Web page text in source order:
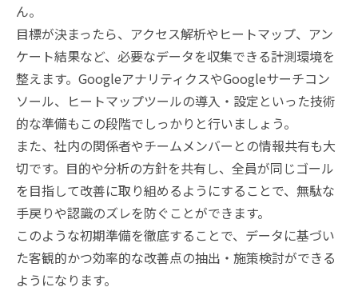
ん。
目標が決まったら、アクセス解析やヒートマップ、アン
ケート結果など、必要なデータを収集できる計測環境を
整えます。GoogleアナリティクスやGoogleサーチコン
ソール、ヒートマップツールの導入・設定といった技術
的な準備もこの段階でしっかりと行いましょう。
また、社内の関係者やチームメンバーとの情報共有も大
切です。目的や分析の方針を共有し、全員が同じゴール
を目指して改善に取り組めるようにすることで、無駄な
手戻りや認識のズレを防ぐことができます。
このような初期準備を徹底することで、データに基づい
た客観的かつ効率的な改善点の抽出・施策検討ができる
ようになります。